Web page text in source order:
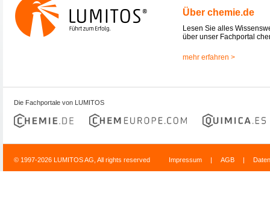
Über chemie.de
Lesen Sie alles
über unser Fachportal
mehr erfahren >
Die Fachportale von LUMITOS
© 1997-2026 LUMITOS AG, All rights reserved Impressum | AGB |